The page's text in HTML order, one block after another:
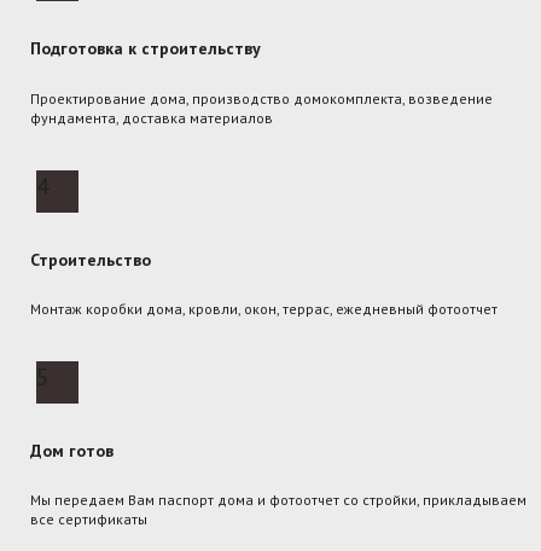
Подготовка к строительству
Проектирование дома, производство домокомплекта, возведение
фундамента, доставка материалов
4
Строительство
Монтаж коробки дома, кровли, окон, террас, ежедневный фотоотчет
5
Дом готов
Мы передаем Вам паспорт дома и фотоотчет со стройки, прикладываем
все сертификаты